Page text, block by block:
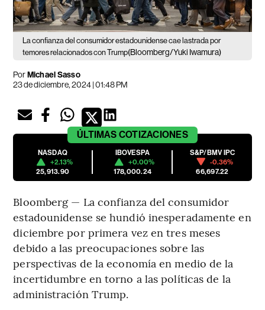
La confianza del consumidor estadounidense cae lastrada por
temores relacionados con Trump(Bloomberg/Yuki Iwamura)
PorMichael Sasso
23 de diciembre, 2024 | 01:48 PM
ÚLTIMAS COTIZACIONES
NASDAQ
+2.13%
25,913.90
IBOVESPA
+0.00%
178,000.24
S&P/BMV IPC
-0.36%
66,697.22
Bloomberg — La confianza del consumidor
estadounidense se hundió inesperadamente en
diciembre por primera vez en tres meses
debido a las preocupaciones sobre las
perspectivas de la economía en medio de la
incertidumbre en torno a las políticas de la
administración Trump.